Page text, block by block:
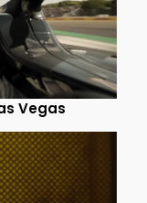
Vegas